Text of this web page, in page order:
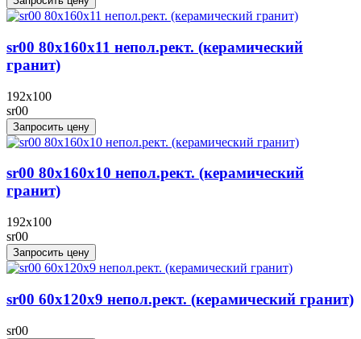
sr00 80x160x11 непол.рект. (керамический
гранит)
192x100
sr00
Запросить цену
sr00 80x160x10 непол.рект. (керамический
гранит)
192x100
sr00
Запросить цену
sr00 60x120х9 непол.рект. (керамический гранит)
sr00